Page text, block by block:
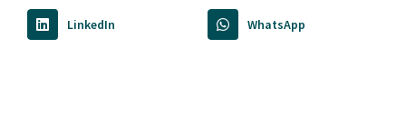
LinkedIn WhatsApp